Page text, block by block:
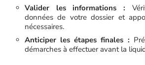
Valider les informations :
données de votre dossier et
nécessaires.
Anticiper les étapes finales :
démarches à effectuer avant la